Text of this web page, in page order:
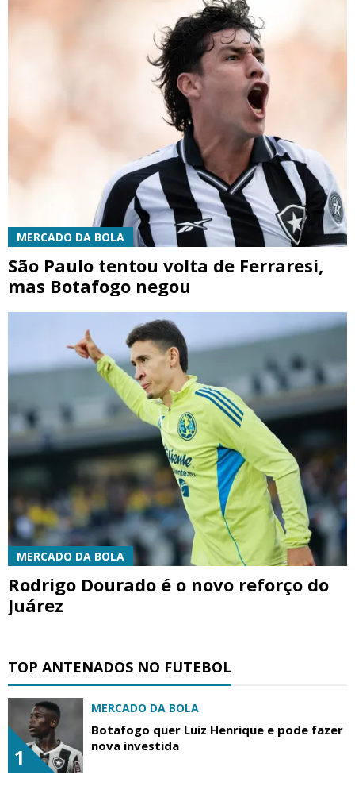
MERCADO DA BOLA
São Paulo tentou volta de Ferraresi,
mas Botafogo negou
MERCADO DA BOLA
Rodrigo Dourado é o novo reforço do
Juárez
TOP ANTENADOS NO FUTEBOL
1
MERCADO DA BOLA
Botafogo quer Luiz Henrique e pode fazer
nova investida